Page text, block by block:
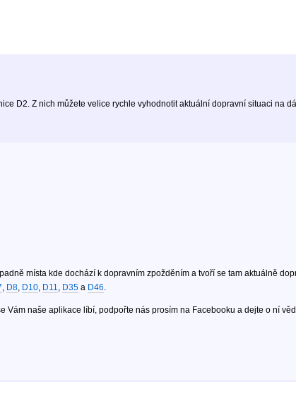
D2. Z nich můžete velice rychle vyhodnotit aktuální dopravní situaci na
místa kde dochází k dopravním zpožděním a tvoří se tam aktuálně
, D8, D10, D11, D35a D46.
Vám naše aplikace líbí, podpořte nás prosím na Facebooku a dejte o ní